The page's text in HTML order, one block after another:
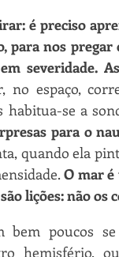
é preciso
para nos
severidade.
no espaço,
para o
quando ela
O mar é
lições: não
bem poucos
hemisfério,